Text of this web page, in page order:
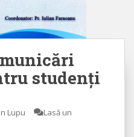
studenți
Lupu
Lasă un